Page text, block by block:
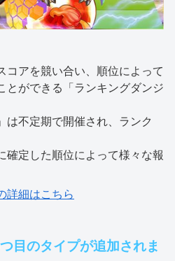
コアを競い合い、順位によって
とができる「ランキングダンジ
は不定期で開催され、ランク
確定した順位によって様々な報
詳細はこちら
目のタイプが追加されま